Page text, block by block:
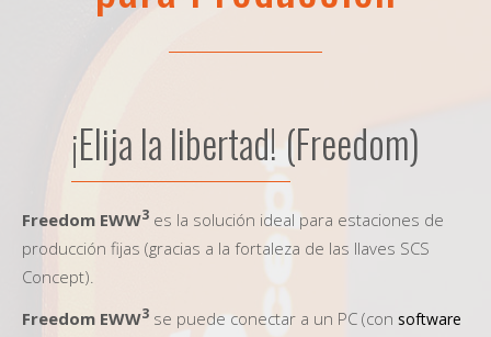
¡Elija la libertad! (Freedom)
Freedom EWW3 es la solución ideal para estaciones de
producción fijas (gracias a la fortaleza de las llaves SCS
Concept).
Freedom EWW3 se puede conectar a un PC (con software